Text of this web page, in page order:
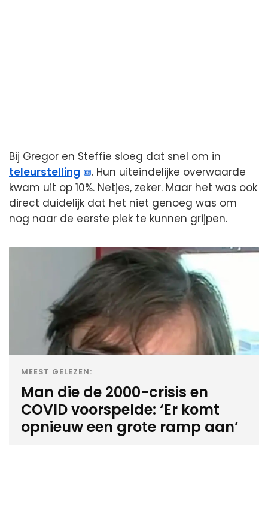
Bij Gregor en Steffie sloeg dat snel om in
teleurstelling
. Hun uiteindelijke overwaarde
kwam uit op 10%. Netjes, zeker. Maar het was ook
direct duidelijk dat het niet genoeg was om
nog naar de eerste plek te kunnen grijpen.
MEEST GELEZEN:
Man die de 2000-crisis en
COVID voorspelde: ‘Er komt
opnieuw een grote ramp aan’